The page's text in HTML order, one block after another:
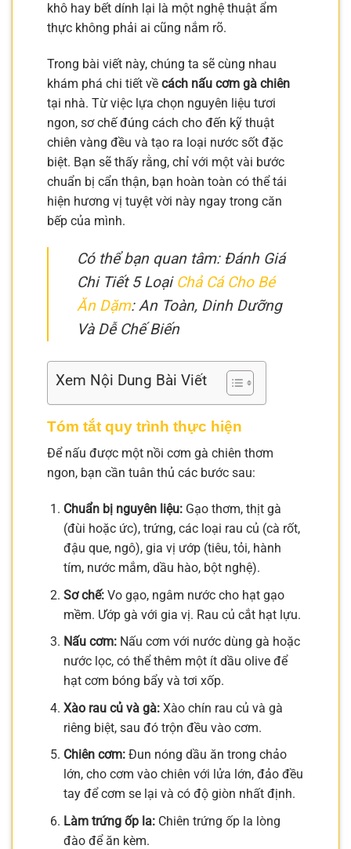
khô hay bết dính lại là một nghệ thuật ẩm
thực không phải ai cũng nắm rõ.
Trong bài viết này, chúng ta sẽ cùng nhau
khám phá chi tiết về cách nấu cơm gà chiên
tại nhà. Từ việc lựa chọn nguyên liệu tươi
ngon, sơ chế đúng cách cho đến kỹ thuật
chiên vàng đều và tạo ra loại nước sốt đặc
biệt. Bạn sẽ thấy rằng, chỉ với một vài bước
chuẩn bị cẩn thận, bạn hoàn toàn có thể tái
hiện hương vị tuyệt vời này ngay trong căn
bếp của mình.
Có thể bạn quan tâm: Đánh Giá
Chi Tiết 5 Loại Chả Cá Cho Bé
Ăn Dặm: An Toàn, Dinh Dưỡng
Và Dễ Chế Biến
Xem Nội Dung Bài Viết
Tóm tắt quy trình thực hiện
Để nấu được một nồi cơm gà chiên thơm
ngon, bạn cần tuân thủ các bước sau:
Chuẩn bị nguyên liệu:Gạo thơm, thịt gà
(đùi hoặc ức), trứng, các loại rau củ (cà rốt,
đậu que, ngô), gia vị ướp (tiêu, tỏi, hành
tím, nước mắm, dầu hào, bột nghệ).
Sơ chế:Vo gạo, ngâm nước cho hạt gạo
mềm. Ướp gà với gia vị. Rau củ cắt hạt lựu.
Nấu cơm:Nấu cơm với nước dùng gà hoặc
nước lọc, có thể thêm một ít dầu olive để
hạt cơm bóng bẩy và tơi xốp.
Xào rau củ và gà:Xào chín rau củ và gà
riêng biệt, sau đó trộn đều vào cơm.
Chiên cơm:Đun nóng dầu ăn trong chảo
lớn, cho cơm vào chiên với lửa lớn, đảo đều
tay để cơm se lại và có độ giòn nhất định.
Làm trứng ốp la:Chiên trứng ốp la lòng
đào để ăn kèm.